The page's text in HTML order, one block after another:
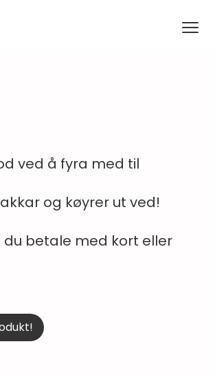
ved å fyra med til
og køyrer ut ved!
du betale med kort eller